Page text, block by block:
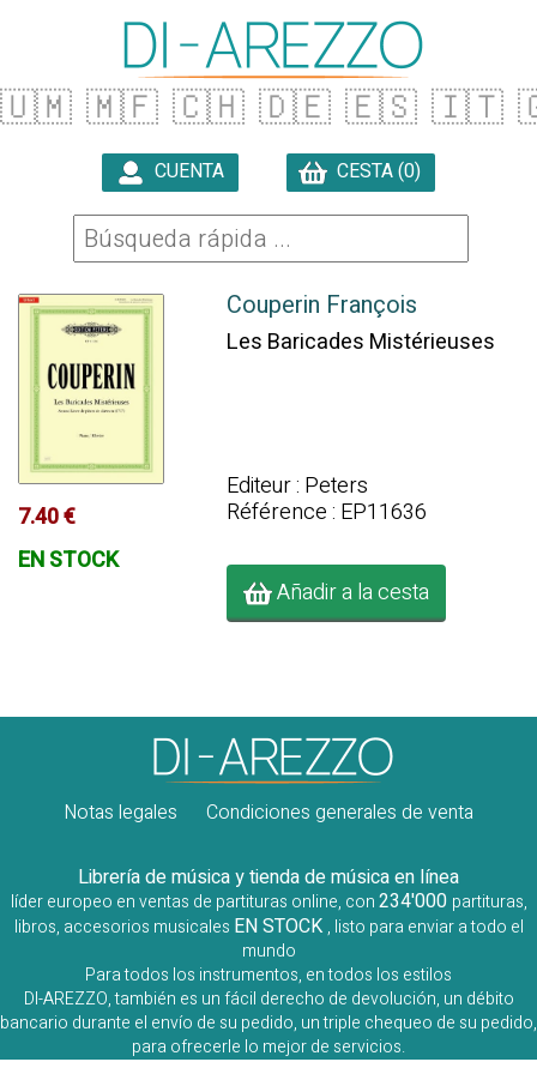
🇺🇲 🇲🇫 🇨🇭 🇩🇪 🇪🇸 🇮🇹
CUENTA CESTA (0)
7.40 €
EN STOCK
Couperin François
Les Baricades Mistérieuses
Editeur : Peters
Référence : EP11636
Añadir a la cesta
Notas legales Condiciones generales de venta
Librería de música y tienda de música en línea
líder europeo en ventas de partituras online, con234'000 partituras,
libros, accesorios musicales EN STOCK , listo para enviar a todo el
mundo
Para todos los instrumentos, en todos los estilos
DI-AREZZO, también es un fácil derecho de devolución, un débito
bancario durante el envío de su pedido, un triple chequeo de su pedido,
para ofrecerle lo mejor de servicios.